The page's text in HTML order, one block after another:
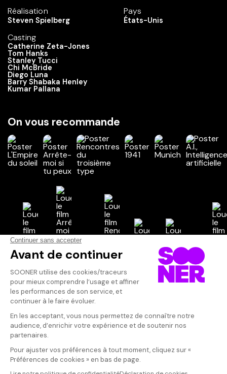
Réalisation
Steven Spielberg
Casting
Catherine Zeta-Jones
Tom Hanks
Stanley Tucci
Chi McBride
Diego Luna
Barry Shabaka Henley
Kumar Pallana
Pays
États-Unis
On vous recommande
Vos avis
Donnez votre avis
Votre note
Votre commentaire
Il faut vous connecter pour
publier un avis
Le hall de
grand du
été